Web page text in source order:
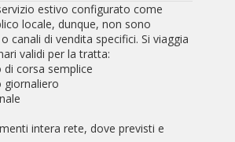
estivo configurato come
locale, dunque, non sono
canali di vendita specifici. Si viaggia
validi per la tratta:
di corsa semplice
giornaliero
intera rete, dove previsti e